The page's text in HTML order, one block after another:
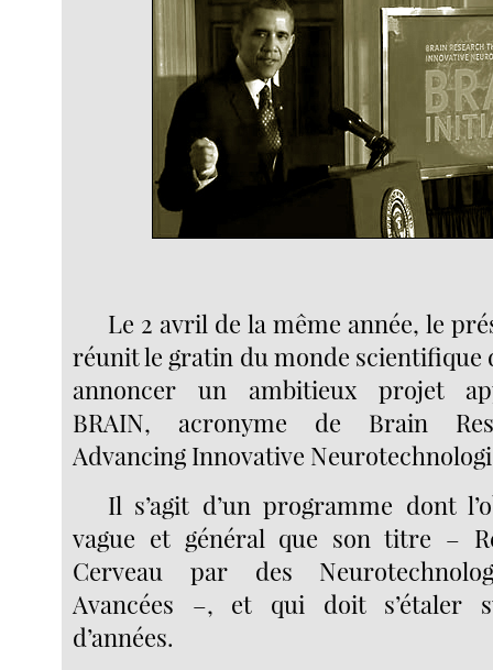
Le 2 avril de la même année, le
réunit le gratin du monde scientifique
annoncer un ambitieux projet
BRAIN, acronyme de Brain
Advancing Innovative
Il s’agit d’un programme dont
vague et général que son titre –
Cerveau par des
Avancées –, et qui doit s’étaler
d’années.